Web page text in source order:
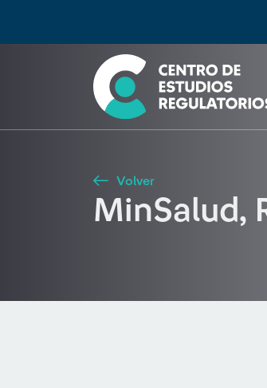
Seleccione país
Buscar
Volver
MinSalud,